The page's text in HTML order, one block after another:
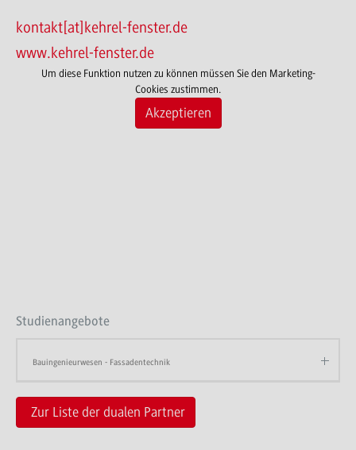
kontakt[at]kehrel-fenster.de
www.kehrel-fenster.de
Um diese Funktion nutzen zu können müssen Sie den Marketing-
Cookies zustimmen.
Akzeptieren
Studienangebote
Bauingenieurwesen - Fassadentechnik
Zur Liste der dualen Partner